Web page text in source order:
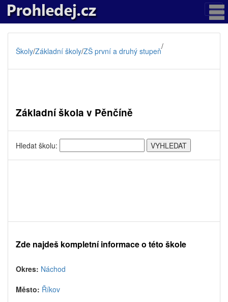
Školy/Základní školy/ZŠ první a druhý stupeň/
Základní škola v Pěnčíně
Hledat školu:
Zde najdeš kompletní informace o této škole
Okres: Náchod
Město: Říkov